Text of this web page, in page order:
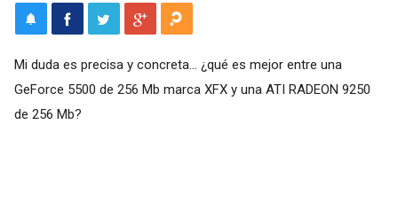
Mi duda es precisa y concreta... ¿qué es mejor entre una
GeForce 5500 de 256 Mb marca XFX y una ATI RADEON 9250
de 256 Mb?